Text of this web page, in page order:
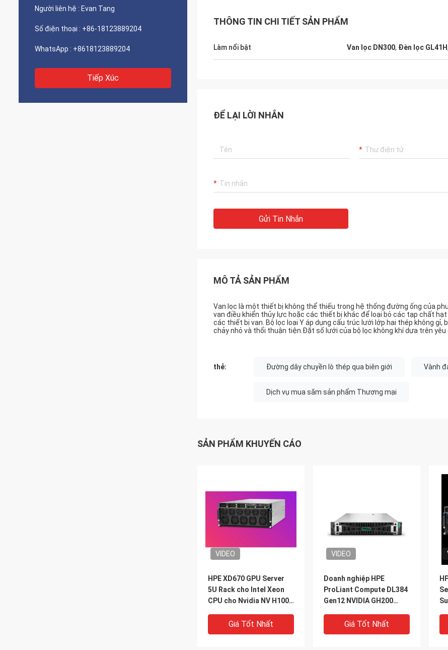
Người liên hệ : Evan Tang
Số điện thoại : +86-18123889204
WhatsApp : +8618123889204
Tiếp Xúc
THÔNG TIN CHI TIẾT SẢN PHẨM
Làm nổi bật Van lọc DN300, Đèn lọc GL41H,
ĐỂ LẠI LỜI NHẮN
Gửi Tin Nhắn
MÔ TẢ SẢN PHẨM
Van lọc là một thiết bị không thể thiếu trong hệ thống đường ống của
van điều khiển thủy lực hoặc các thiết bị khác để loại bỏ các tạp chất
các thiết bị van. Bộ lọc loại Y áp dụng cấu trúc lưới lớp hai thép không
chảy nhỏ và thổi thuận tiện.Đặt số lưới của bộ lọc không khí dựa trên yêu
thẻ: Đường dây chuyền lò thép qua biên giới Vành
Dịch vụ mua sắm sản phẩm Thương mại
SẢN PHẨM KHUYẾN CÁO
VIDEO
HPE XD670 GPU Server
5U Rack cho Intel Xeon
CPU cho Nvidia NV H100
Nvlink AI Supercomputing
Case
Giá Tốt Nhất
VIDEO
Doanh nghiệp HPE
ProLiant Compute DL384
Gen12 NVIDIA GH200
Private Cloud Rack
Mount Gpu AI Server
Giá Tốt Nhất